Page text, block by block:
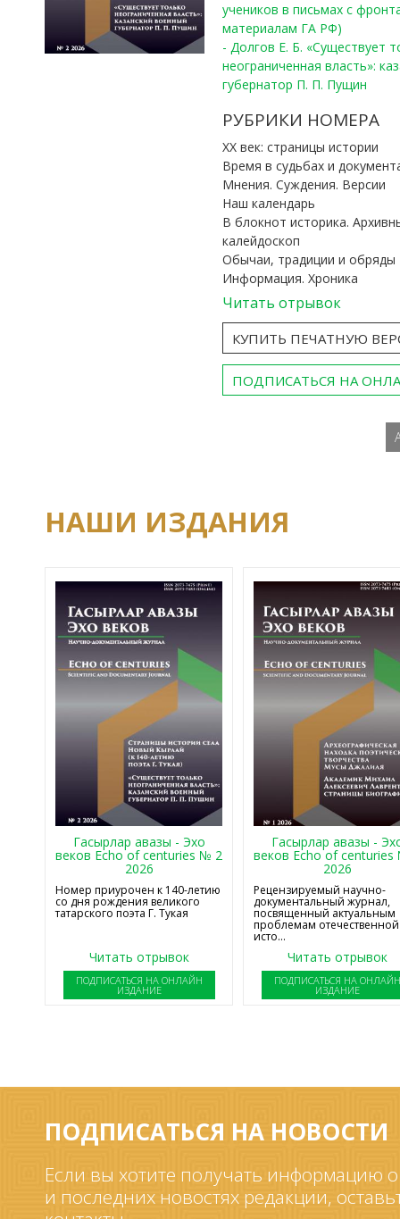
учеников в письмах с
материалам ГА РФ)
- Долгов Е. Б. «Существует
неограниченная власть»:
губернатор П. П. Пущин
РУБРИКИ НОМЕРА
ХХ век: страницы истории
Время в судьбах и
Мнения. Суждения. Версии
Наш календарь
В блокнот историка.
калейдоскоп
Обычаи, традиции и обряды
Информация. Хроника
Читать отрывок
КУПИТЬ ПЕЧАТНУЮ
ПОДПИСАТЬСЯ НА
НАШИ ИЗДАНИЯ
Гасырлар авазы - Эхо
веков Echo of centuries № 2
2026
Номер приурочен к 140-летию
со дня рождения великого
татарского поэта Г. Тукая
Читать отрывок
ПОДПИСАТЬСЯ НА ОНЛАЙН
ИЗДАНИЕ
Гасырлар авазы -
веков Echo of
2026
Рецензируемый научно-
документальный журнал,
посвященный актуальным
проблемам отечественной
исто...
Читать отрывок
ПОДПИСАТЬСЯ НА
ИЗДАНИЕ
ПОДПИСАТЬСЯ НА НОВОСТИ
Если вы хотите получать информацию
и последних новостях редакции,